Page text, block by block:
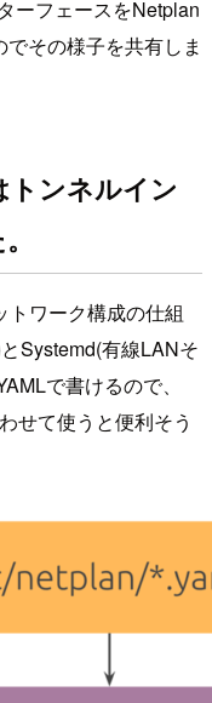
ーフェースをNetplan
その様子を共有しま
ンネルイン
ワーク構成の仕組
Systemd(有線LANそ
で書けるので、
せて使うと便利そう